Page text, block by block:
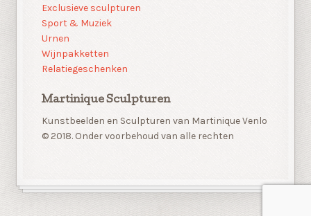
Exclusieve sculpturen
Sport & Muziek
Urnen
Wijnpakketten
Relatiegeschenken
Martinique Sculpturen
Kunstbeelden en Sculpturen van Martinique Venlo
© 2018. Onder voorbehoud van alle rechten